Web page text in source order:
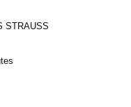
STRAUSS